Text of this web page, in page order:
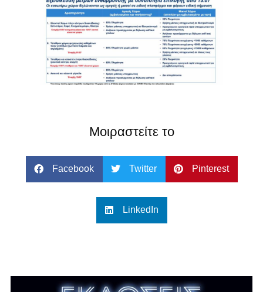
Μοιραστείτε το
Facebook Twitter Pinterest
LinkedIn